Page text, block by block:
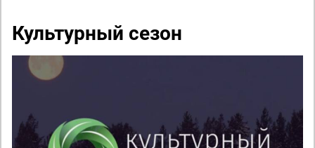
Культурный сезон